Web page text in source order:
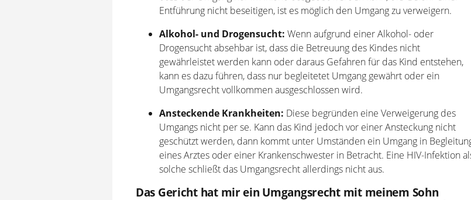
Entführung nicht beseitigen, ist es möglich den Umgang zu verweigern.
Alkohol- und Drogensucht: Wenn aufgrund einer Alkohol- oder
Drogensucht absehbar ist, dass die Betreuung des Kindes nicht
gewährleistet werden kann oder daraus Gefahren für das Kind entstehen,
kann es dazu führen, dass nur begleitetet Umgang gewährt oder ein
Umgangsrecht vollkommen ausgeschlossen wird.
Ansteckende Krankheiten: Diese begründen eine Verweigerung des
Umgangs nicht per se. Kann das Kind jedoch vor einer Ansteckung nicht
geschützt werden, dann kommt unter Umständen ein Umgang in
eines Arztes oder einer Krankenschwester in Betracht. Eine HIV-Infektion
solche schließt das Umgangsrecht allerdings nicht aus.
Das Gericht hat mir ein Umgangsrecht mit meinem Sohn